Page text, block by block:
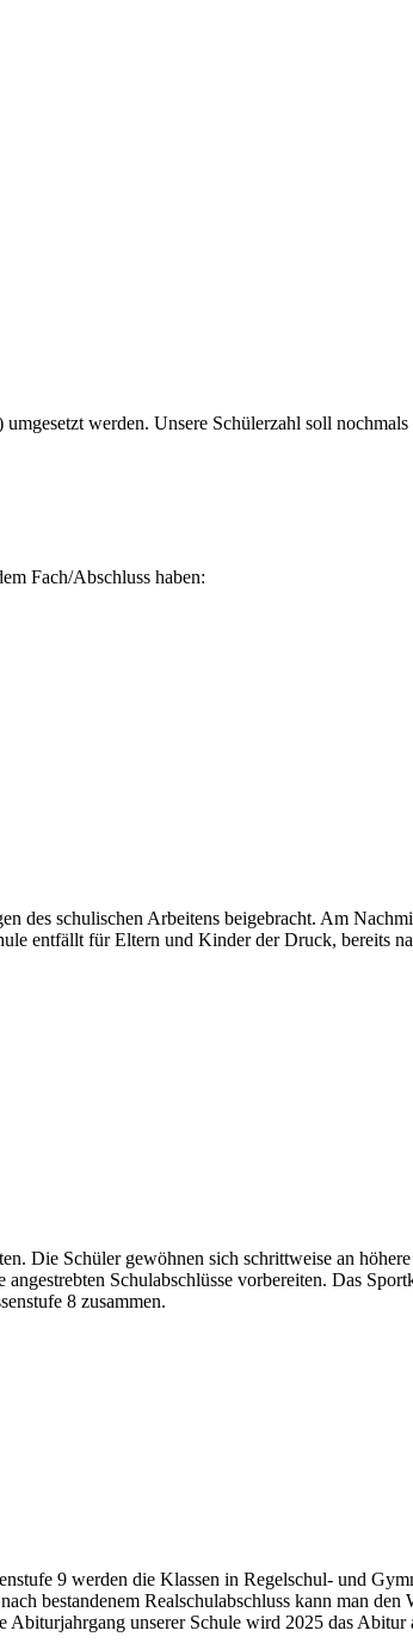
werden. Unsere Schülerzahl soll
Fach/Abschluss haben:
des schulischen Arbeitens beigebracht. Am
entfällt für Eltern und Kinder der Druck, bereits
Die Schüler gewöhnen sich schrittweise an
Schulabschlüsse vorbereiten. Das
8 zusammen.
9 werden die Klassen in Regelschul- und
bestandenem Realschulabschluss kann man
unserer Schule wird 2025 das Abitur